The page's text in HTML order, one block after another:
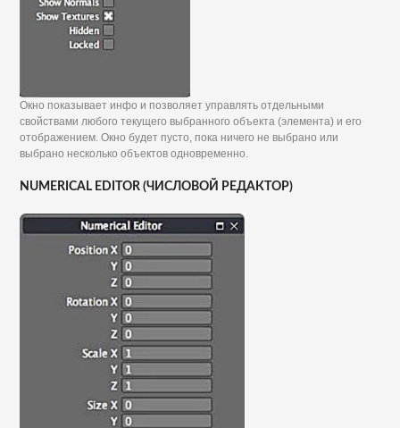
Окно показывает инфо и позволяет управлять отдельными
свойствами любого текущего выбранного объекта (элемента) и его
отображением. Окно будет пусто, пока ничего не выбрано или
выбрано несколько объектов одновременно.
NUMERICAL EDITOR (ЧИСЛОВОЙ РЕДАКТОР)